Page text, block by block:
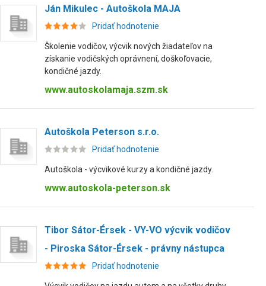
Ján Mikulec - Autoškola MAJA
Pridať hodnotenie
Školenie vodičov, výcvik nových žiadateľov na
získanie vodičských oprávnení, doškoľovacie,
kondičné jazdy.
www.autoskolamaja.szm.sk
Autoškola Peterson s.r.o.
Pridať hodnotenie
Autoškola - výcvikové kurzy a kondičné jazdy.
www.autoskola-peterson.sk
Tibor Sátor-Érsek - VY-VO výcvik vodičov
- Piroska Sátor-Érsek - právny nástupca
Pridať hodnotenie